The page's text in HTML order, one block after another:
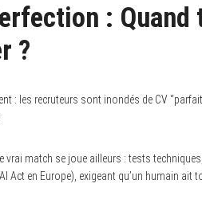
:
?
: les recruteurs sont inondés de CV
vrai match se joue ailleurs : tests
Act en Europe), exigeant qu’un humain ait